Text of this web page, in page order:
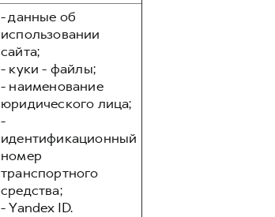
- данные об
использовании
сайта;
- куки - файлы;
- наименование
юридического лица;
-
идентификационный
номер
транспортного
средства;
- Yandex ID.